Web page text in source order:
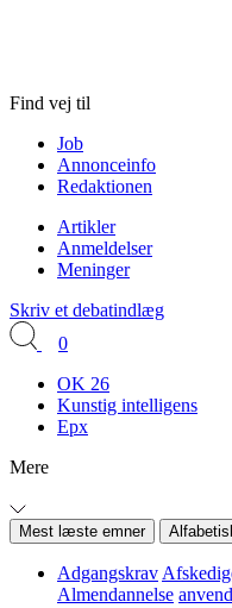
Find vej til
Job
Annonceinfo
Redaktionen
Artikler
Anmeldelser
Meninger
Skriv et debatindlæg
0
OK 26
Kunstig intelligens
Epx
Mere
Mest læste emner
Adgangskrav
Almendannelse